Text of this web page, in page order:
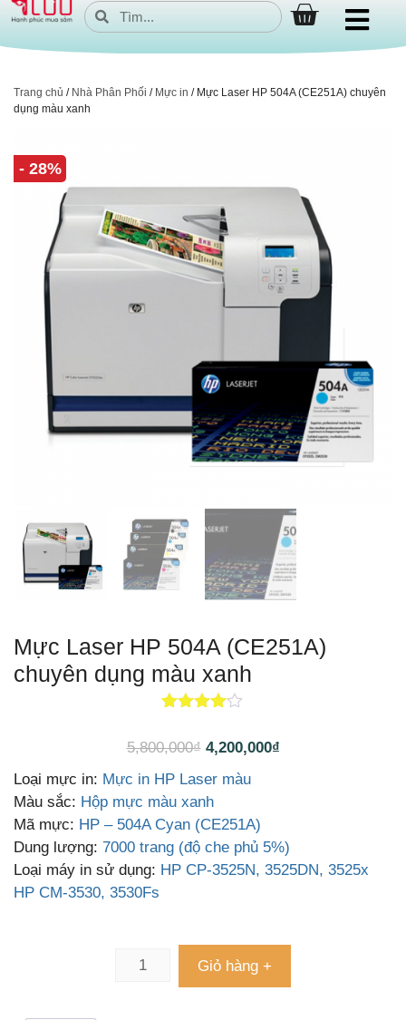
Trang chủ / Nhà Phân Phối / Mực in / Mực Laser HP 504A (CE251A) chuyên
dụng màu xanh
- 28%
Mực Laser HP 504A (CE251A)
chuyên dụng màu xanh
trênđánh
5,800,000₫ 4,200,000₫
Loại mực in: Mực in HP Laser màu
Màu sắc: Hộp mực màu xanh
Mã mực: HP – 504A Cyan (CE251A)
Dung lượng: 7000 trang (độ che phủ 5%)
Loại máy in sử dụng: HP CP-3525N, 3525DN, 3525x
HP CM-3530, 3530Fs
Giỏ hàng +